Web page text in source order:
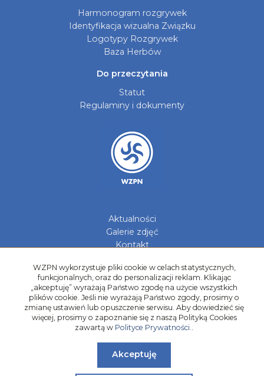
Harmonogram rozgrywek
Identyfikacja wizualna Związku
Logotypy Rozgrywek
Baza Herbów
Do przeczytania
Statut
Regulaminy i dokumenty
Aktualności
Galerie zdjęć
Kontakt
Kadry Regionów
Program Grantowy
Dziewczyny do Piłki
WZPN wykorzystuje pliki cookie w celach statystycznych,
funkcjonalnych, oraz do personalizacji reklam. Klikając
„akceptuję” wyrażają Państwo zgodę na użycie wszystkich
plików cookie. Jeśli nie wyrażają Państwo zgody, prosimy o
zmianę ustawień lub opuszczenie serwisu. Aby dowiedzieć się
więcej, prosimy o zapoznanie się z naszą Polityką Cookies
zawartą w Polityce Prywatności..
Akceptuję